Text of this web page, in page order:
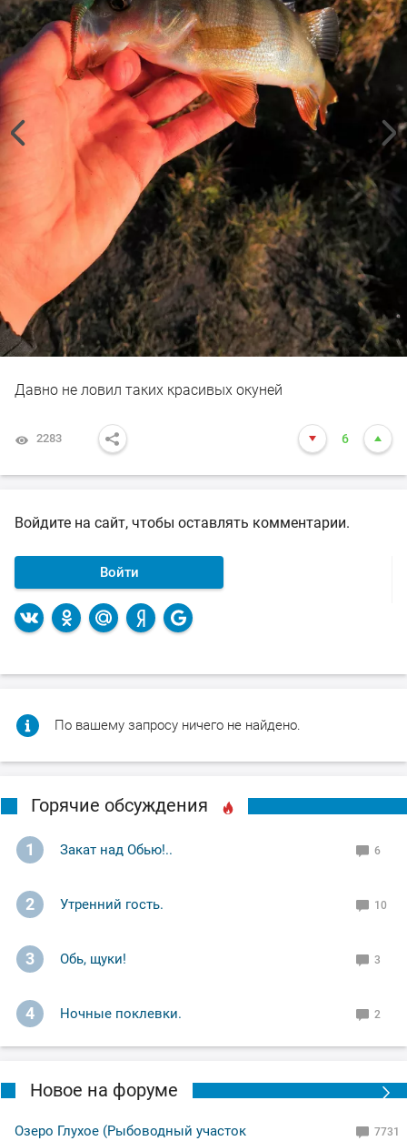
Давно не ловил таких красивых окуней
2283 6
Войдите на сайт, чтобы оставлять комментарии.
Войти
По вашему запросу ничего не найдено.
Горячие обсуждения
1 Закат над Обью!.. 6
2 Утренний гость. 10
3 Обь, щуки! 3
4 Ночные поклевки. 2
Новое на форуме
Озеро Глухое (Рыбоводный участок
7731